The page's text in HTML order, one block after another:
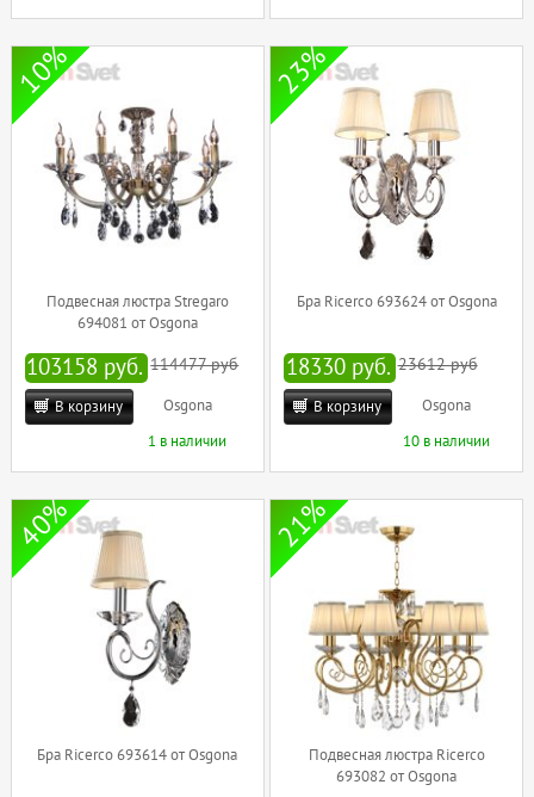
Подвесная люстра Stregaro
694081 от Osgona
10%
103158 руб. 114477 руб
В корзину
Osgona
1 в наличии
Бра Ricerco 693624 от Osgona
23%
18330 руб. 23612 руб
В корзину
Osgona
10 в наличии
Бра Ricerco 693614 от Osgona
40%
Подвесная люстра Ricerco
693082 от Osgona
21%